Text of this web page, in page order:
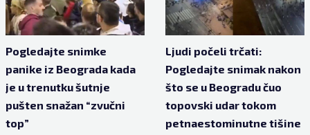
Pogledajte snimke
panike iz Beograda kada
je u trenutku šutnje
pušten snažan “zvučni
top”
Ljudi počeli trčati:
Pogledajte snimak nakon
što se u Beogradu čuo
topovski udar tokom
petnaestominutne tišine